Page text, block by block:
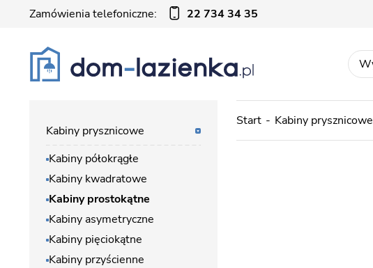
Zamówienia telefoniczne: 22 734 34 35
Start Kabiny prysznicowe
Kabiny prysznicowe
Kabiny półokrągłe
Kabiny kwadratowe
Kabiny prostokątne
Kabiny asymetryczne
Kabiny pięciokątne
Kabiny przyścienne